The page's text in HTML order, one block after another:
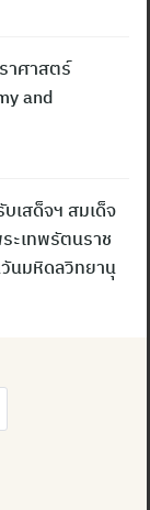
าศาสตร์
and
เสด็จฯ สมเด็จ
ะเทพรัตนราช
นมหิดลวิทยานุ